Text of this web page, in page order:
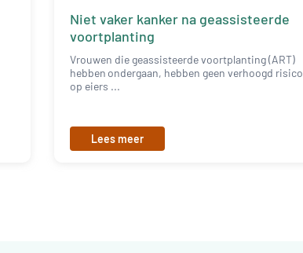
Niet vaker kanker na geassisteerde
voortplanting
Vrouwen die geassisteerde voortplanting (ART)
hebben ondergaan, hebben geen verhoogd risico
op eiers ...
Lees meer